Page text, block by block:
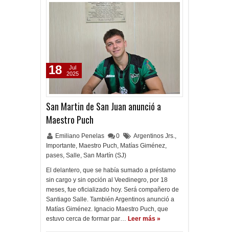
San Martin de San Juan anunció a
Maestro Puch
Emiliano Penelas 0 Argentinos Jrs.,
Importante, Maestro Puch, Matías Giménez,
pases, Salle, San Martín (SJ)
El delantero, que se había sumado a préstamo
sin cargo y sin opción al Veedinegro, por 18
meses, fue oficializado hoy. Será compañero de
Santiago Salle. También Argentinos anunció a
Matías Giménez. Ignacio Maestro Puch, que
estuvo cerca de formar par… Leer más »
18
Jul
2025